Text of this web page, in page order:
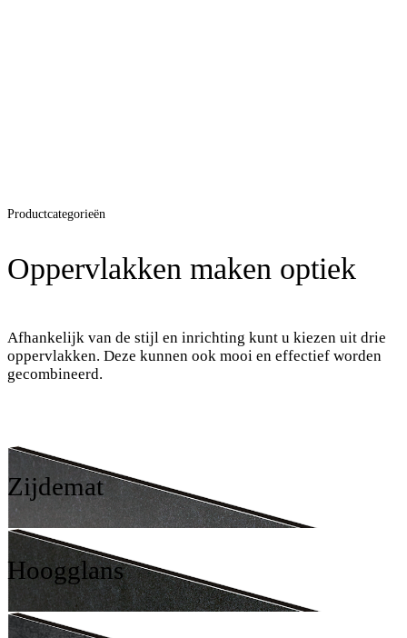
Productcategorieën
Oppervlakken maken optiek
Afhankelijk van de stijl en inrichting kunt u kiezen uit drie
oppervlakken. Deze kunnen ook mooi en effectief worden
gecombineerd.
Zijdemat
Hoogglans